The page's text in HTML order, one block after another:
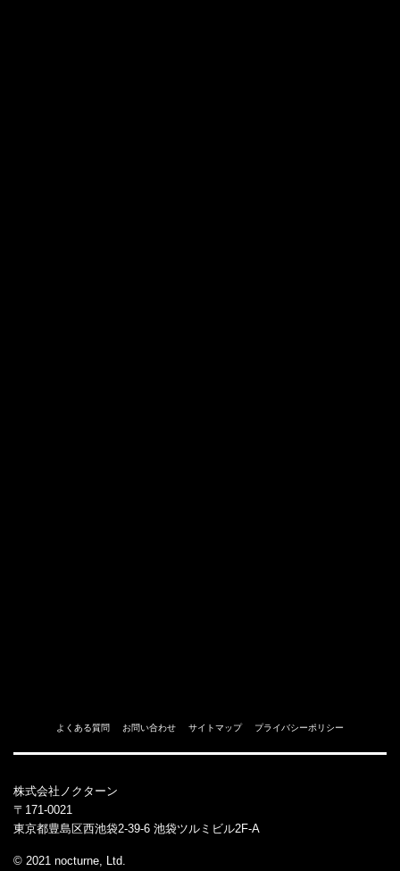
よくある質問 お問い合わせ サイトマップ プライバシーポリシー
株式会社ノクターン
〒171-0021
東京都豊島区西池袋2-39-6 池袋ツルミビル2F-A
© 2021 nocturne, Ltd.